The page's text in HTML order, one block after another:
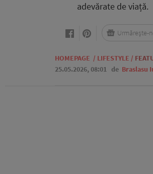
adevărate de viață.
HOMEPAGE / LIFESTYLE /
25.05.2026, 08:01 de Braslasu
Urmărește-